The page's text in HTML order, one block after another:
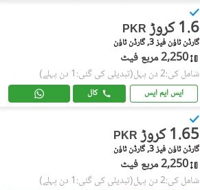
PKR 1.6 کروڑ
گارڈن ٹاؤن فیز 3, گارڈن ٹاؤن
2,250 مربع فیٹ
شامل کی:2 دن پہل (تبدیلی کی گئی:1 دن پہلے)
ایس ایم ایس کال
PKR 1.65 کروڑ
گارڈن ٹاؤن فیز 3, گارڈن ٹاؤن
2,250 مربع فیٹ
شامل کی:2 دن پہل (تبدیلی کی گئی:1 دن پہلے)